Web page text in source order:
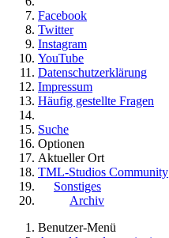
Facebook
Twitter
Instagram
YouTube
Datenschutzerklärung
Impressum
Häufig gestellte Fragen
Suche
Optionen
Aktueller Ort
TML-Studios Community
Sonstiges
Archiv
Benutzer-Menü